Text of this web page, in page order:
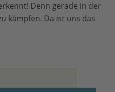
Denn gerade in der
kämpfen. Da ist uns das